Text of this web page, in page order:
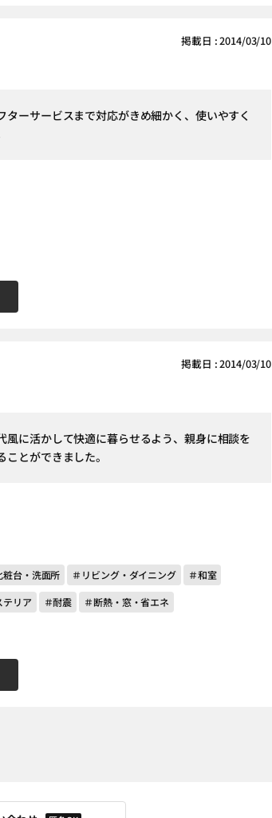
掲載日 : 2014/03/10
ターサービスまで対応がきめ細かく、使いやすく
掲載日 : 2014/03/10
風に活かして快適に暮らせるよう、親身に相談を
とができました。
粧台・洗面所 ＃リビング・ダイニング
＃和室
テリア ＃耐震
＃断熱・窓・省エネ